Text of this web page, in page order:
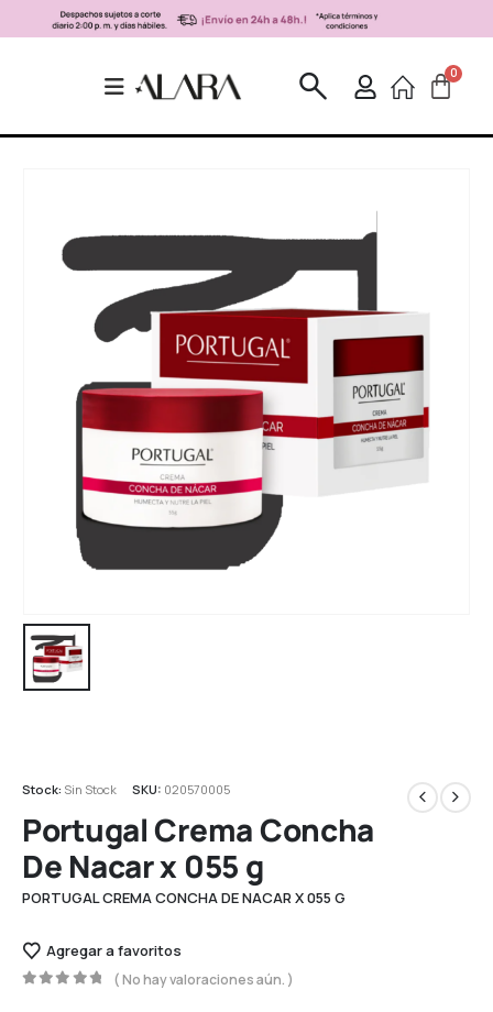
Stock: Sin Stock SKU: 020570005
Portugal Crema Concha
De Nacar x 055 g
PORTUGAL CREMA CONCHA DE NACAR X 055 G
Agregar a favoritos
( No hay valoraciones aún. )